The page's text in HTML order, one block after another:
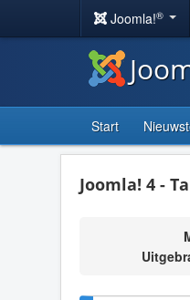
Joomla!®
Start
Joomla! 4 -